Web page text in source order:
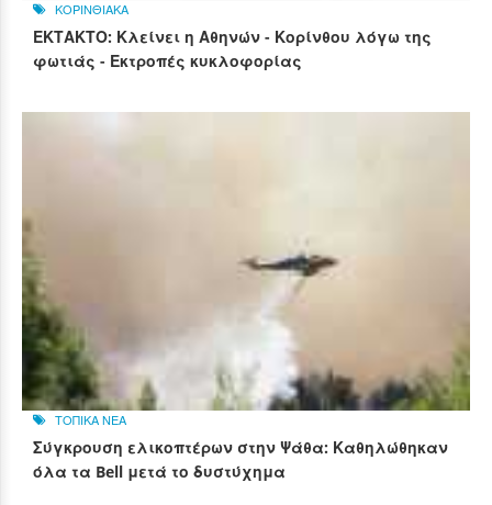
ΚΟΡΙΝΘΙΑΚΑ
ΕΚΤΑΚΤΟ: Κλείνει η Αθηνών - Κορίνθου λόγω της
φωτιάς - Εκτροπές κυκλοφορίας
ΤΟΠΙΚΑ ΝΕΑ
Σύγκρουση ελικοπτέρων στην Ψάθα: Καθηλώθηκαν
όλα τα Bell μετά το δυστύχημα